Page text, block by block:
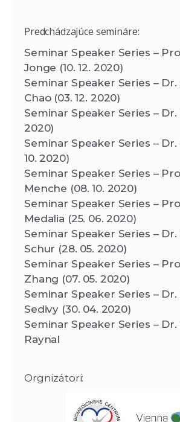
Predchádzajúce semináre:
Seminar Speaker Series –
Jonge (10. 12. 2020)
Seminar Speaker Series – Dr.
Chao (03. 12. 2020)
Seminar Speaker Series – Dr.
2020)
Seminar Speaker Series – Dr.
10. 2020)
Seminar Speaker Series –
Menche (08. 10. 2020)
Seminar Speaker Series –
Medalia (25. 06. 2020)
Seminar Speaker Series –
Schur (28. 05. 2020)
Seminar Speaker Series –
Zhang (07. 05. 2020)
Seminar Speaker Series –
Sedivy (30. 04. 2020)
Seminar Speaker Series –
Raynal
Orgnizátori: